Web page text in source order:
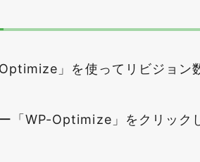
」を使ってリビジョン
「WP-Optimize」をクリック